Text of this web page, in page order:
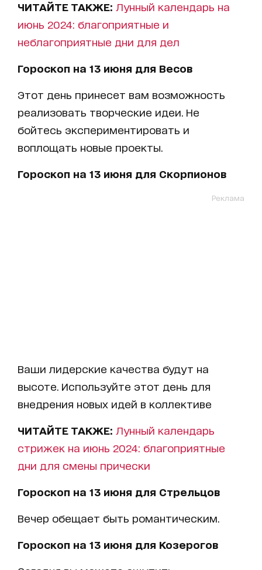
ЧИТАЙТЕ ТАКЖЕ: Лунный календарь на
июнь 2024: благоприятные и
неблагоприятные дни для дел
Гороскоп на 13 июня для Весов
Этот день принесет вам возможность
реализовать творческие идеи. Не
бойтесь экспериментировать и
воплощать новые проекты.
Гороскоп на 13 июня для Скорпионов
Реклама
Ваши лидерские качества будут на
высоте. Используйте этот день для
внедрения новых идей в коллективе
ЧИТАЙТЕ ТАКЖЕ: Лунный календарь
стрижек на июнь 2024: благоприятные
дни для смены прически
Гороскоп на 13 июня для Стрельцов
Вечер обещает быть романтическим.
Гороскоп на 13 июня для Козерогов